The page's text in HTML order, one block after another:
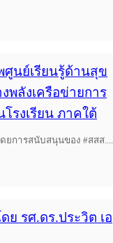
นย์เรียนรู้ด้านสุข
พลังเครือข่ายการ
รงเรียน ภาคใต้
การสนับสนุน​ของ​ #สสส.​...
ย รศ.ดร.ประวิต เอ